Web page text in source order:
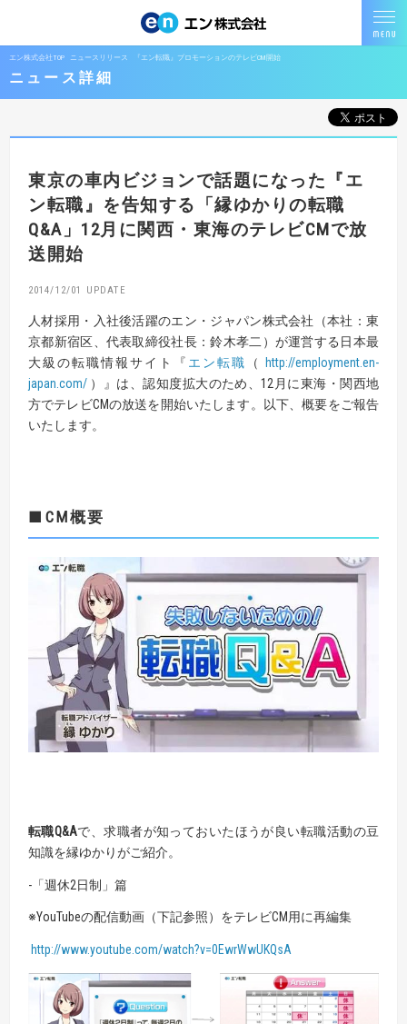
エン株式会社TOP ニュースリリース 『エン転職』プロモーションのテレビCM開始
ニュース詳細
東京の車内ビジョンで話題になった 『エ
ン転職』を告知する「縁ゆかりの転職
Q&A」 12月に関西・東海のテレビCMで放
送開始
2014/12/01
人材採用・入社後活躍のエン・ジャパン株式会社（本社：東
京都新宿区、代表取締役社長：鈴木孝二）が運営する日本最
大級の転職情報サイト『 エン転職 （
http://employment.en-
japan.com/ ）』は、認知度拡大のため、12月に東海・関西地
方でテレビCMの放送を開始いたします。以下、概要をご報告
いたします。
■CM概要
転職Q&Aで、求職者が知っておいたほうが良い転職活動の豆
知識を縁ゆかりがご紹介。
-「週休2日制」篇
※YouTubeの配信動画（下記参照）をテレビCM用に再編集
http://www.youtube.com/watch?v=0EwrWwUKQsA